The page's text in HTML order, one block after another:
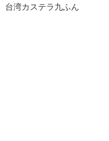
台湾カステラ九ふん